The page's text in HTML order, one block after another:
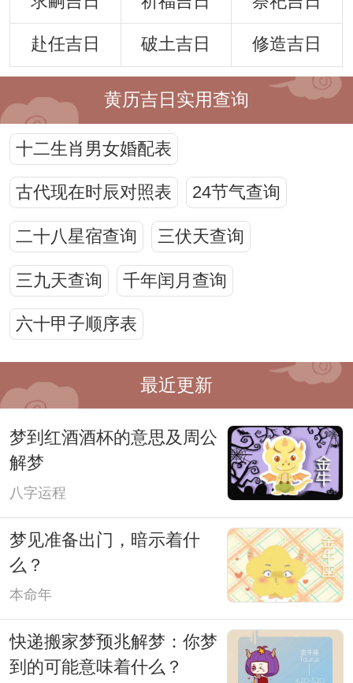
赴任吉日 破土吉日 修造吉日
黄历吉日实用查询
十二生肖男女婚配表
古代现在时辰对照表 24节气查询
二十八星宿查询 三伏天查询
三九天查询 千年闰月查询
六十甲子顺序表
最近更新
梦到红酒酒杯的意思及周公
解梦
八字运程
梦见准备出门，暗示着什
么？
本命年
快递搬家梦预兆解梦：你梦
到的可能意味着什么？